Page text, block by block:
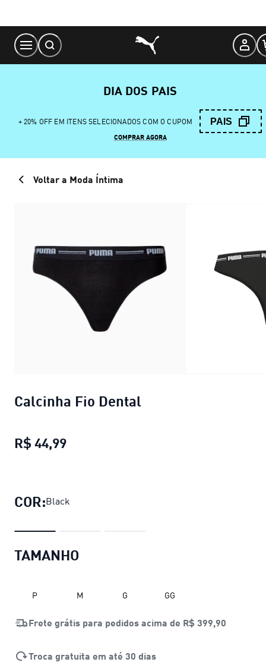
Content
DIA DOS PAIS
+ 20% OFF EM ITENS SELECIONADOS COM O CUPOM PAIS
COMPRAR AGORA
Voltar a Moda Íntima
Calcinha Fio Dental
R$ 44,99
COR:Black
TAMANHO
P M G GG
Frete grátis para pedidos acima de R$ 399,90
Troca gratuita em até 30 dias